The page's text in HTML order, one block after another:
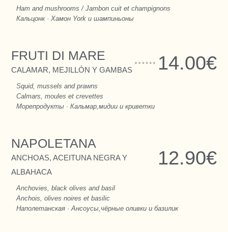
Ham and mushrooms / Jambon cuit et champignons
Кальцонк · Хамон York и шампиньоны
FRUTI DI MARE
CALAMAR, MEJILLÓN Y GAMBAS 14.00€
Squid, mussels and prawns
Calmars, moules et crevettes
Морепродукты · Кальмар,мидии и криветки
NAPOLETANA
ANCHOAS, ACEITUNA NEGRA Y
ALBAHACA
12.90€
Anchovies, black olives and basil
Anchois, olives noires et basilic
Наполетанская · Ансоусы,чёрные оливки и базилик